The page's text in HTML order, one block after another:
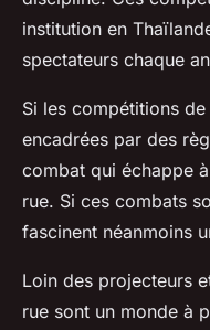
institution en
spectateurs chaque
Si les compétitions
encadrées par des
combat qui échappe
rue. Si ces combats
fascinent néanmoins
Loin des projecteurs
rue sont un monde à